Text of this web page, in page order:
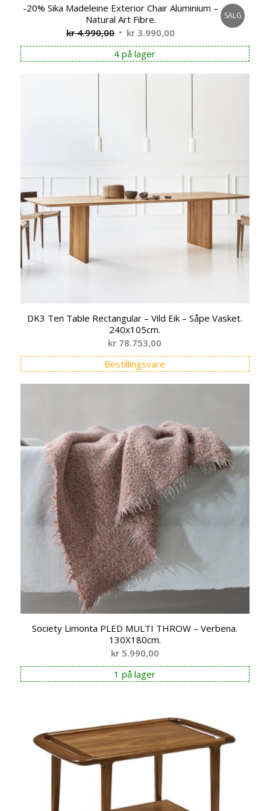
-20% Sika Madeleine Exterior Chair Aluminium –
Natural Art Fibre.
kr4.990,00 Opprinnelig
pris
var:
kr 4.990,00.
kr 3.990,00
pris
er:
kr 3.990,00.
SALG
4 på lager
DK3 Ten Table Rectangular – Vild Eik – Såpe Vasket.
240x105cm.
kr 78.753,00
Bestillingsvare
Society Limonta PLED MULTI THROW – Verbena.
130X180cm.
kr5.990,00
1 på lager